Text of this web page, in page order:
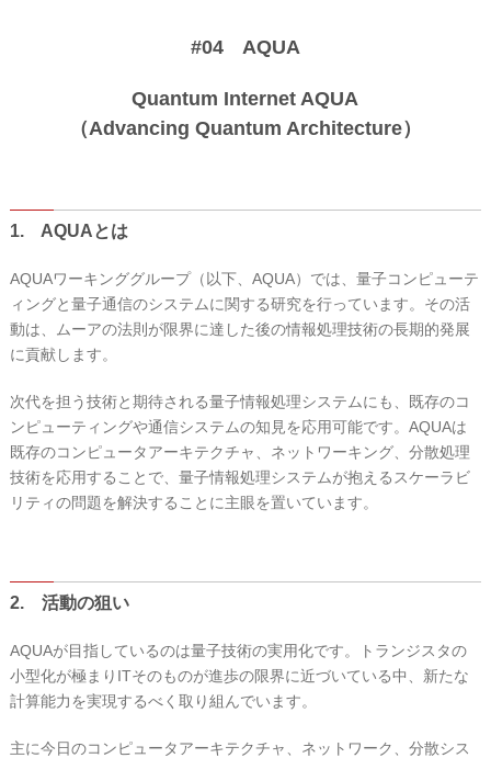
#04 AQUA
Quantum Internet AQUA
（Advancing Quantum Architecture）
1. AQUAとは
AQUAワーキンググループ（以下、AQUA）では、量子コンピューテ
ィングと量子通信のシステムに関する研究を行っています。その活
動は、ムーアの法則が限界に達した後の情報処理技術の長期的発展
に貢献します。
次代を担う技術と期待される量子情報処理システムにも、既存のコ
ンピューティングや通信システムの知見を応用可能です。AQUAは
既存のコンピュータアーキテクチャ、ネットワーキング、分散処理
技術を応用することで、量子情報処理システムが抱えるスケーラビ
リティの問題を解決することに主眼を置いています。
2. 活動の狙い
AQUAが目指しているのは量子技術の実用化です。トランジスタの
小型化が極まりITそのものが進歩の限界に近づいている中、新たな
計算能力を実現するべく取り組んでいます。
主に今日のコンピュータアーキテクチャ、ネットワーク、分散シス